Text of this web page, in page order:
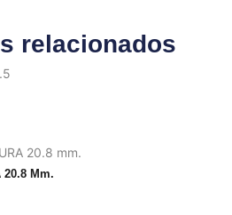
relacionados
20.8 Mm.